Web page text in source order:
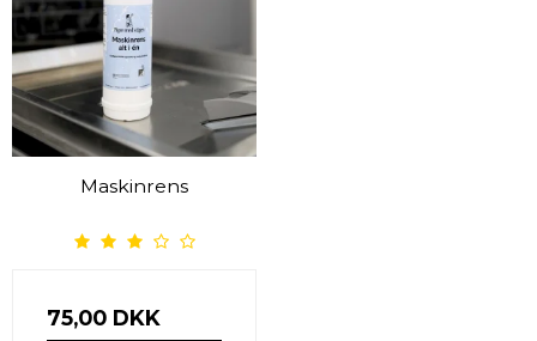
Maskinrens
75,00 DKK